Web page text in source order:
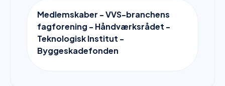
Medlemskaber - VVS-branchens
fagforening - Håndværksrådet -
Teknologisk Institut -
Byggeskadefonden